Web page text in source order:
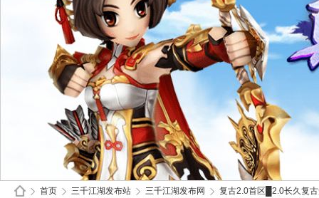
首页 三千江湖发布站 三千江湖发布网 复古2.0首区█2.0长久复